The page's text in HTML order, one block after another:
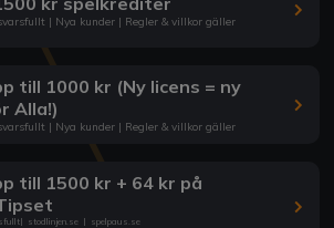
| Nya kunder | Regler & villkor gäller
till 1000 kr (Ny licens = ny
Alla!)
| Nya kunder | Regler & villkor gäller
till 1500 kr + 64 kr på
| stodlinjen.se | spelpaus.se